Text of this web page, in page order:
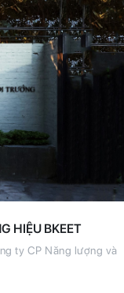
HIỆU BKEET
ty CP Năng lượng và